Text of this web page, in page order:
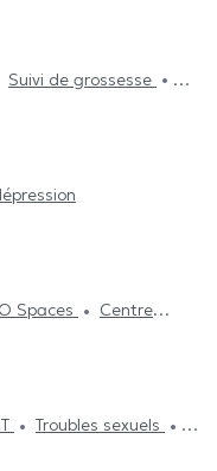
Sexologues à Anderlecht
Suivi de grossesse
Spaces
Centre
Medical Center
Troubles sexuels